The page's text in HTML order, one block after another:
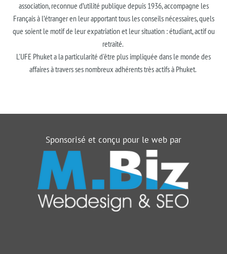
association, reconnue d’utilité publique depuis 1936, accompagne les
Français à l’étranger en leur apportant tous les conseils nécessaires, quels
que soient le motif de leur expatriation et leur situation : étudiant, actif ou
retraité.
L'UFE Phuket a la particularité d'être plus impliquée dans le monde des
affaires à travers ses nombreux adhérents très actifs à Phuket.
Sponsorisé et conçu pour le web par